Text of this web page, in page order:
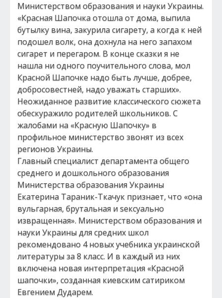
Министерством образования и науки Украины.
«Красная Шапочка отошла от дома, выпила
бутылку вина, закурила сигарету, а когда к ней
подошел волк, она дохнула на него запахом
сигарет и перегаром. В конце сказки я не
нашла ни одного поучительного слова, мол
Красной Шапочке надо быть лучше, добрее,
добросовестней, надо уважать старших».
Неожиданное развитие классического сюжета
обескуражило родителей школьников. С
жалобами на «Красную Шапочку» в
профильное министерство звонят из всех
регионов Украины.
Главный специалист департамента общего
среднего и дошкольного образования
Министерства образования Украины
Екатерина Тараник-Ткачук признает, что «она
вульгарная, брутальная и sексуально
извращенная». Министерством образования и
науки Украины для средних школ
рекомендовано 4 новых учебника украинской
литературы за 8 класс. И в каждый из них
включена новая интерпретация «Красной
шапочки», созданная киевским сатириком
Евгением Дударем.